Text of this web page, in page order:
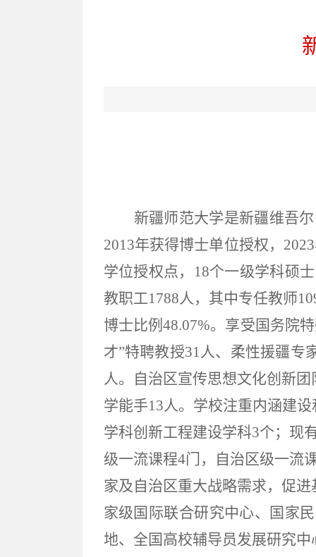
新疆师范大学是新疆维吾
2013年获得博士单位授权，
学位授权点，18个一级学科硕
教职工1788人，其中专任教师
博士比例48.07%。享受国务院
才”特聘教授31人、柔性援疆专
人。自治区宣传思想文化创新
学能手13人。学校注重内涵建
学科创新工程建设学科3个；现
级一流课程4门，自治区级一流
家及自治区重大战略需求，促
家级国际联合研究中心、国家
地、全国高校辅导员发展研究